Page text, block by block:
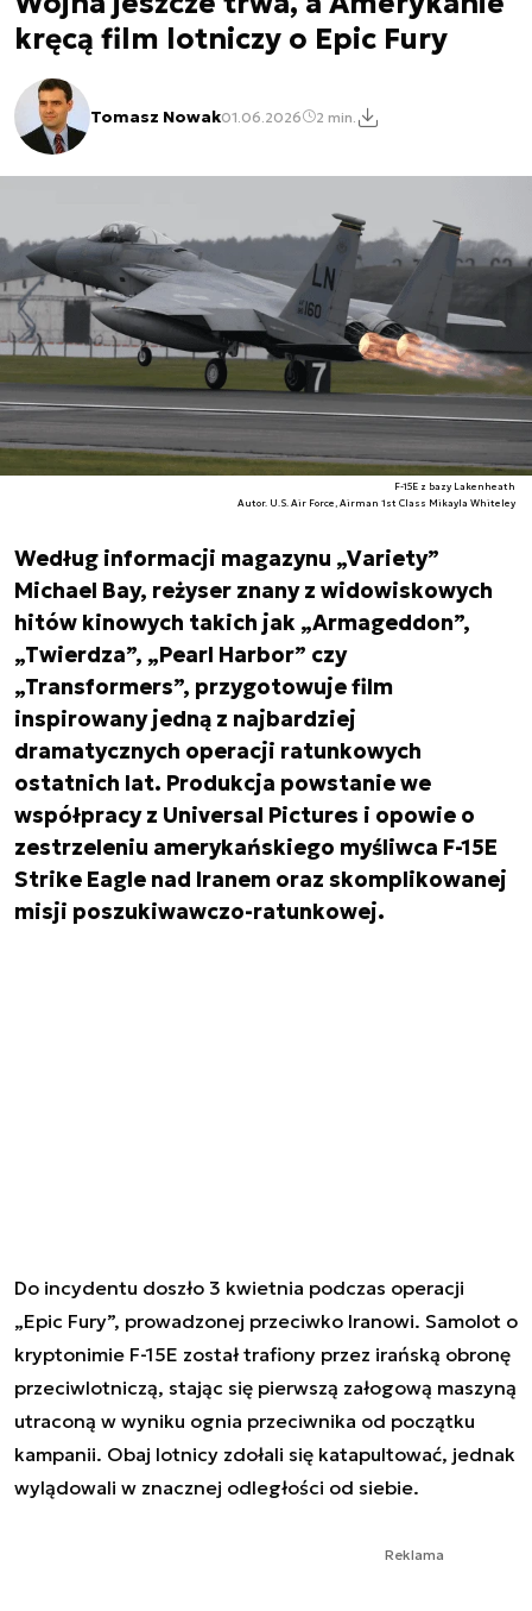
kręcą film lotniczy o Epic Fury
Tomasz Nowak01.06.2026 2 min.
F-15E z bazy Lakenheath
Autor. U.S. Air Force, Airman 1st Class Mikayla Whiteley
Według informacji magazynu „Variety”
Michael Bay, reżyser znany z widowiskowych
hitów kinowych takich jak „Armageddon”,
„Twierdza”, „Pearl Harbor” czy
„Transformers”, przygotowuje film
inspirowany jedną z najbardziej
dramatycznych operacji ratunkowych
ostatnich lat. Produkcja powstanie we
współpracy z Universal Pictures i opowie o
zestrzeleniu amerykańskiego myśliwca F-15E
Strike Eagle nad Iranem oraz skomplikowanej
misji poszukiwawczo-ratunkowej.
Do incydentu doszło 3 kwietnia podczas operacji
„Epic Fury”, prowadzonej przeciwko Iranowi. Samolot o
kryptonimie F-15E został trafiony przez irańską obronę
przeciwlotniczą, stając się pierwszą załogową maszyną
utraconą w wyniku ognia przeciwnika od początku
kampanii. Obaj lotnicy zdołali się katapultować, jednak
wylądowali w znacznej odległości od siebie.
Reklama